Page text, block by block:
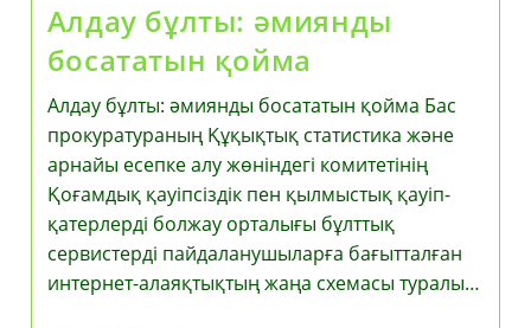
Алдау бұлты: әмиянды
босататын қойма
Алдау бұлты: әмиянды босататын қойма Бас
прокуратураның Құқықтық статистика және
арнайы есепке алу жөніндегі комитетінің
Қоғамдық қауіпсіздік пен қылмыстық қауіп-
қатерлерді болжау орталығы бұлттық
сервистерді пайдаланушыларға бағытталған
интернет-алаяқтықтың жаңа схемасы туралы…